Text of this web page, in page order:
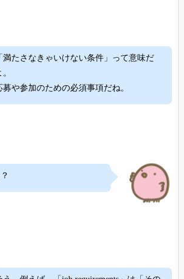
満たさなきゃいけない条件」って意味だ
募や参加のための必須事項だね。